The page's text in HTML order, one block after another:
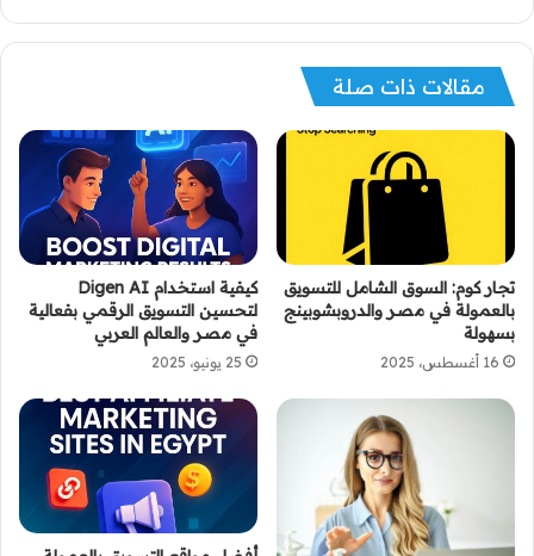
مقالات ذات صلة
تجار كوم: السوق الشامل للتسويق
بالعمولة في مصر والدروبشوبينج
بسهولة
16 أغسطس، 2025
كيفية استخدام Digen AI
لتحسين التسويق الرقمي بفعالية
في مصر والعالم العربي
25 يونيو، 2025